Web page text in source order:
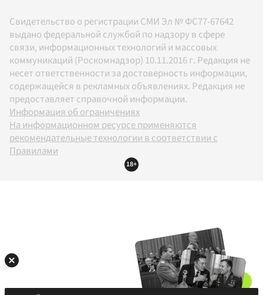
Свидетельство о регистрации СМИ Эл № ФС77-67642
выдано федеральной службой по надзору в сфере
связи, информационных технологий и массовых
коммуникаций (Роскомнадзор) 10.11.2016 г. Редакция не
несет ответственности за достоверность информации,
содержащейся в рекламных объявлениях. Редакция не
предоставляет справочной информации.
Информация об ограничениях
На информационном ресурсе применяются
рекомендательные технологии в соответствии с
Правилами
18+